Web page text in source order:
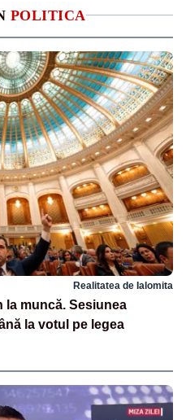
POLITICA
Realitatea de Ialomita
la muncă. Sesiunea
la votul pe legea